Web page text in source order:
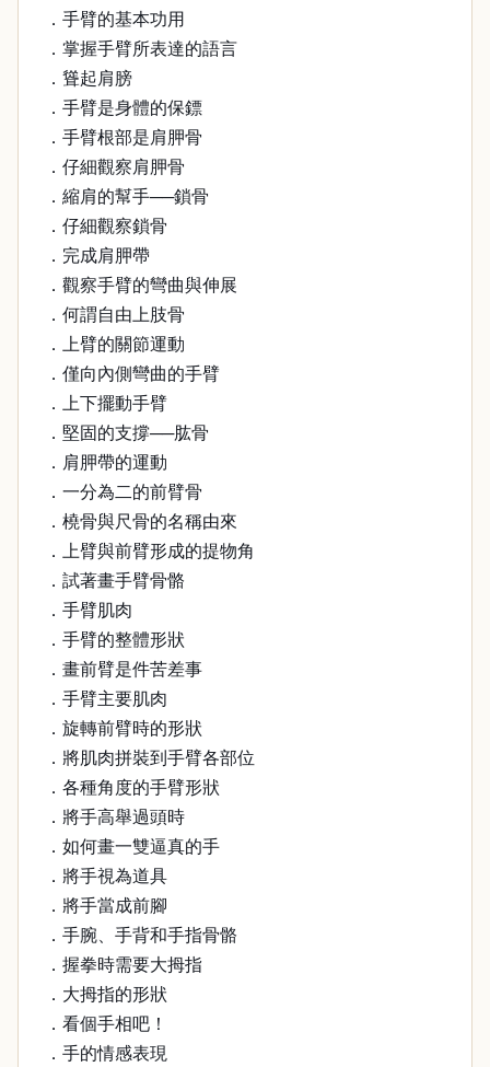
．手臂的基本功用
．掌握手臂所表達的語言
．聳起肩膀
．手臂是身體的保鏢
．手臂根部是肩胛骨
．仔細觀察肩胛骨
．縮肩的幫手──鎖骨
．仔細觀察鎖骨
．完成肩胛帶
．觀察手臂的彎曲與伸展
．何謂自由上肢骨
．上臂的關節運動
．僅向內側彎曲的手臂
．上下擺動手臂
．堅固的支撐──肱骨
．肩胛帶的運動
．一分為二的前臂骨
．橈骨與尺骨的名稱由來
．上臂與前臂形成的提物角
．試著畫手臂骨骼
．手臂肌肉
．手臂的整體形狀
．畫前臂是件苦差事
．手臂主要肌肉
．旋轉前臂時的形狀
．將肌肉拼裝到手臂各部位
．各種角度的手臂形狀
．將手高舉過頭時
．如何畫一雙逼真的手
．將手視為道具
．將手當成前腳
．手腕、手背和手指骨骼
．握拳時需要大拇指
．大拇指的形狀
．看個手相吧！
．手的情感表現